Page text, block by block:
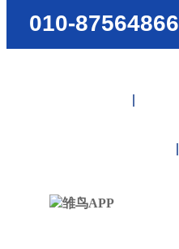
010-87564866